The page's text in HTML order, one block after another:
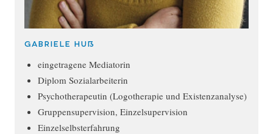
Gabriele Huß
eingetragene Mediatorin
Diplom Sozialarbeiterin
Psychotherapeutin (Logotherapie und Existenzanalyse)
Gruppensupervision, Einzelsupervision
Einzelselbsterfahrung